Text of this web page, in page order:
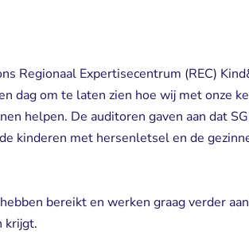
Regionaal Expertisecentrum (REC)
dag om te laten zien hoe wij met onze
helpen. De auditoren gaven aan dat
kinderen met hersenletsel en de
bereikt en werken graag verder
krijgt.